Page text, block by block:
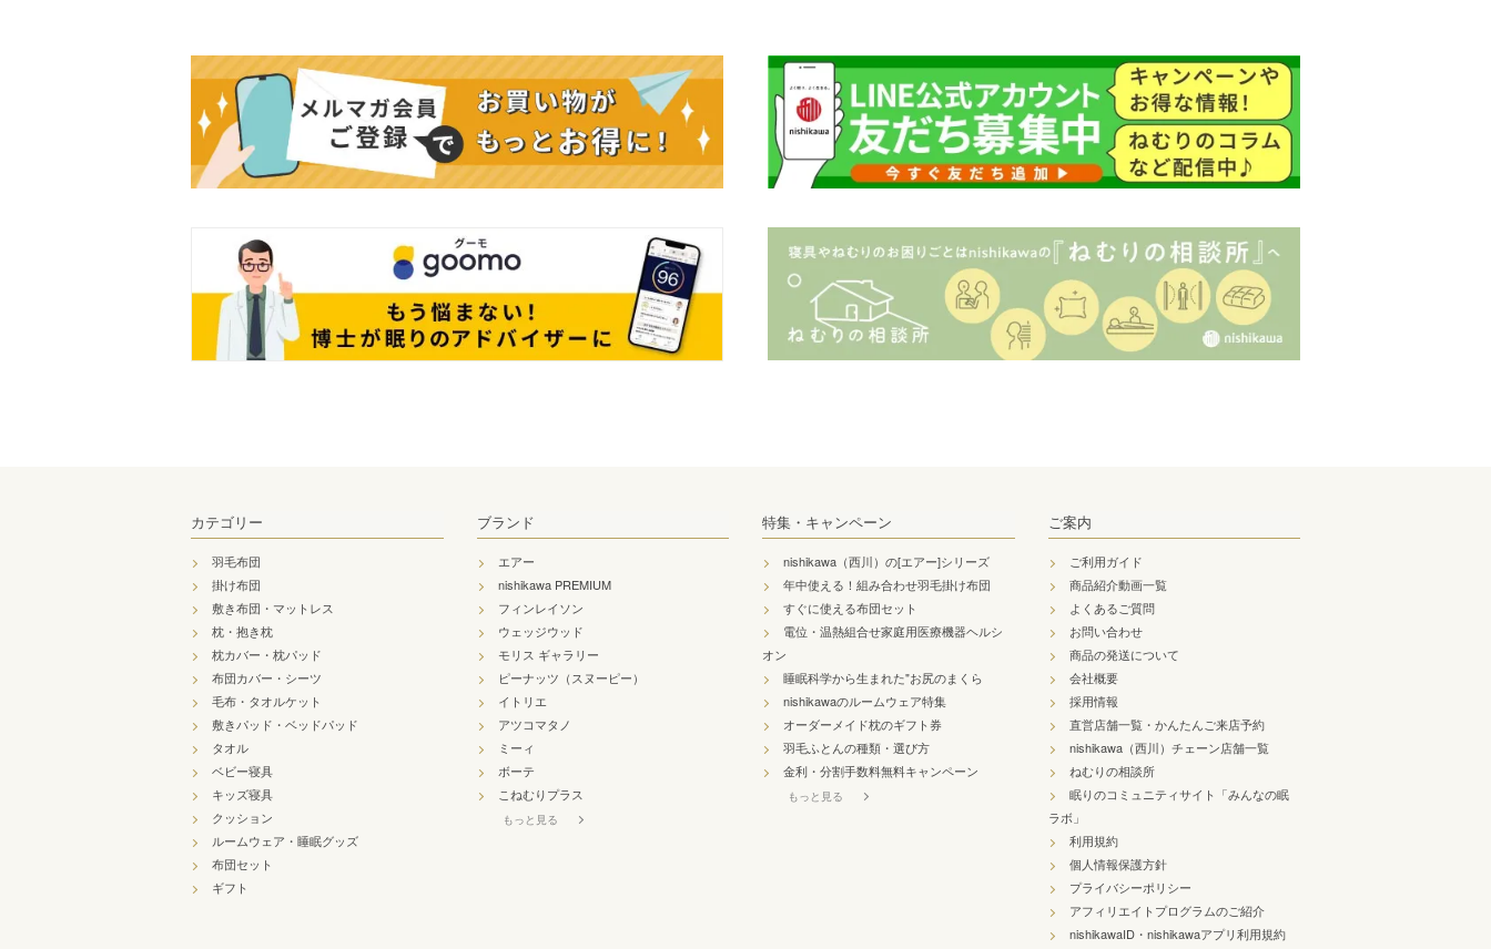
カテゴリー
羽毛布団
掛け布団
敷き布団・マットレス
枕・抱き枕
枕カバー・枕パッド
布団カバー・シーツ
毛布・タオルケット
敷きパッド・ベッドパッド
タオル
ベビー寝具
キッズ寝具
クッション
ルームウェア・睡眠グッズ
布団セット
ギフト
ブランド
エアー
nishikawa PREMIUM
フィンレイソン
ウェッジウッド
モリス ギャラリー
ピーナッツ（スヌーピー）
イトリエ
アツコマタノ
ミーィ
ボーテ
こねむりプラス
もっと見る
特集・キャンペーン
nishikawa（西川）の[エアー]シリーズ
年中使える！組み合わせ羽毛掛け布団
すぐに使える布団セット
電位・温熱組合せ家庭用医療機器ヘルシ
オン
睡眠科学から生まれた"お尻のまくら
nishikawaのルームウェア特集
オーダーメイド枕のギフト券
羽毛ふとんの種類・選び方
金利・分割手数料無料キャンペーン
もっと見る
ご案内
ご利用ガイド
商品紹介動画一覧
よくあるご質問
お問い合わせ
商品の発送について
会社概要
採用情報
直営店舗一覧・かんたんご来店予約
nishikawa（西川）チェーン店舗一覧
ねむりの相談所
眠りのコミュニティサイト「みんなの眠
ラボ」
利用規約
個人情報保護方針
プライバシーポリシー
アフィリエイトプログラムのご紹介
nishikawaID・nishikawaアプリ利用規約